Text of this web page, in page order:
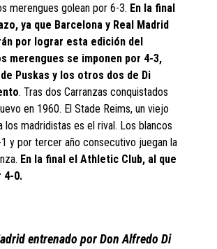
merengues golean por 6-3. En la final
ya que Barcelona y Real Madrid
por lograr esta edición del
merengues se imponen por 4-3,
Puskas y los otros dos de Di
. Tras dos Carranzas conquistados
en 1960. El Stade Reims, un viejo
los madridistas es el rival. Los blancos
y por tercer año consecutivo juegan la
En la final el Athletic Club, al que
4-0.
entrenado por Don Alfredo Di